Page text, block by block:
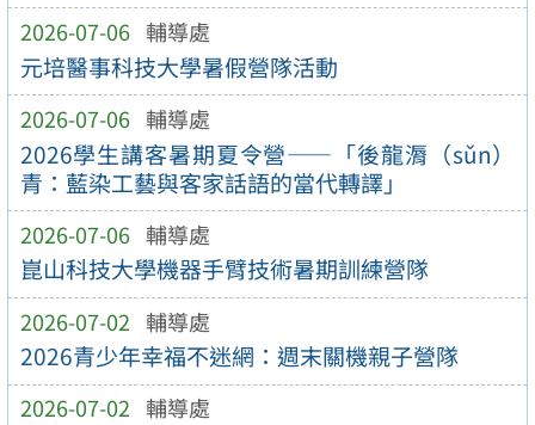
2026-07-06 輔導處
元培醫事科技大學暑假營隊活動
2026-07-06 輔導處
2026學生講客暑期夏令營——「後龍漘（sǔn）
青：藍染工藝與客家話語的當代轉譯」
2026-07-06 輔導處
崑山科技大學機器手臂技術暑期訓練營隊
2026-07-02 輔導處
2026青少年幸福不迷網：週末關機親子營隊
2026-07-02 輔導處